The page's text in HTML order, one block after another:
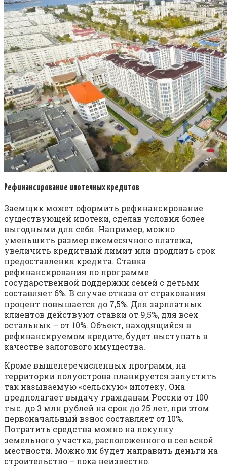
Рефинансирование ипотечных кредитов
Заемщик может оформить рефинансирование
существующей ипотеки, сделав условия более
выгодными для себя. Например, можно
уменьшить размер ежемесячного платежа,
увеличить кредитный лимит или продлить срок
предоставления кредита. Ставка
рефинансирования по программе
государственной поддержки семей с детьми
составляет 6%. В случае отказа от страхования
процент повышается до 7,5%. Для зарплатных
клиентов действуют ставки от 9,5%, для всех
остальных – от 10%. Объект, находящийся в
рефинансируемом кредите, будет выступать в
качестве залогового имущества.
Кроме вышеперечисленных программ, на
территории полуострова планируется запустить
так называемую «сельскую» ипотеку. Она
предполагает выдачу гражданам России от 100
тыс. до 3 млн рублей на срок до 25 лет, при этом
первоначальный взнос составляет от 10%.
Потратить средства можно на покупку
земельного участка, расположенного в сельской
местности. Можно ли будет направить деньги на
строительство – пока неизвестно.